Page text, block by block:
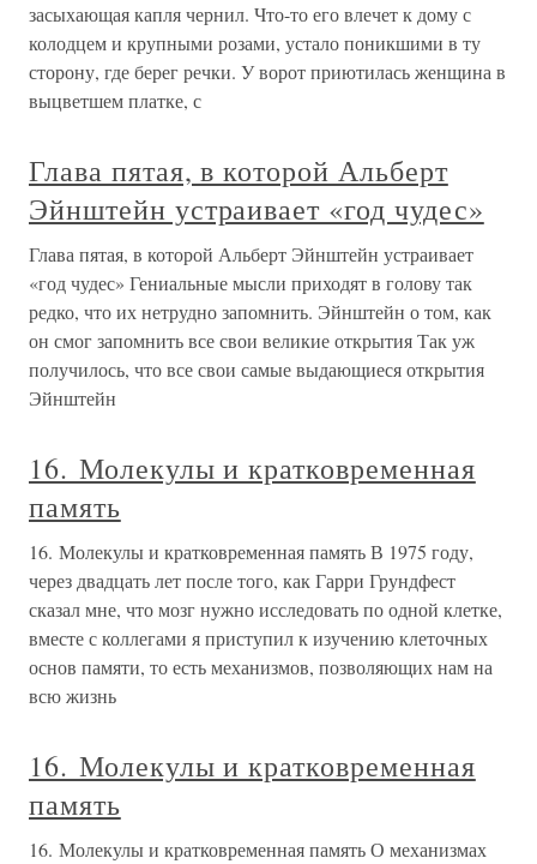
засыхающая капля чернил. Что-то его влечет к дому с
колодцем и крупными розами, устало поникшими в ту
сторону, где берег речки. У ворот приютилась женщина в
выцветшем платке, с
Глава пятая, в которой Альберт
Эйнштейн устраивает «год чудес»
Глава пятая, в которой Альберт Эйнштейн устраивает
«год чудес» Гениальные мысли приходят в голову так
редко, что их нетрудно запомнить. Эйнштейн о том, как
он смог запомнить все свои великие открытия Так уж
получилось, что все свои самые выдающиеся открытия
Эйнштейн
16. Молекулы и кратковременная
память
16. Молекулы и кратковременная память В 1975 году,
через двадцать лет после того, как Гарри Грундфест
сказал мне, что мозг нужно исследовать по одной клетке,
вместе с коллегами я приступил к изучению клеточных
основ памяти, то есть механизмов, позволяющих нам на
всю жизнь
16. Молекулы и кратковременная
память
16. Молекулы и кратковременная память О механизмах